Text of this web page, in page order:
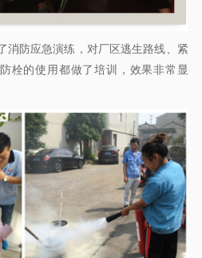
防应急演练，对厂区逃生路线、紧
栓的使用都做了培训，效果非常显